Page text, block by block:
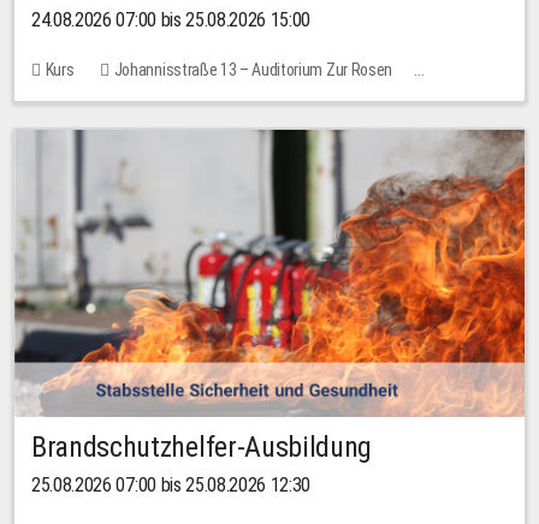
24.08.2026 07:00 bis 25.08.2026 15:00
Kurs
Johannisstraße 13 – Auditorium Zur Rosen
Keine freien Plätze
Brandschutzhelfer-Ausbildung
25.08.2026 07:00 bis 25.08.2026 12:30